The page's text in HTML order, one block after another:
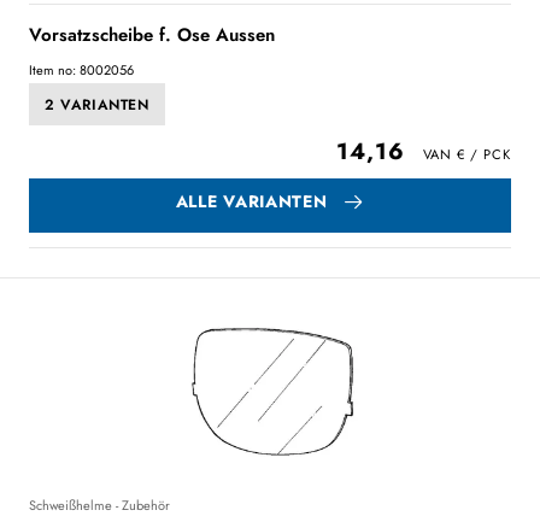
Vorsatzscheibe f. Ose Aussen
Item no: 8002056
2 VARIANTEN
14,16
ALLE VARIANTEN
Schweißhelme - Zubehör